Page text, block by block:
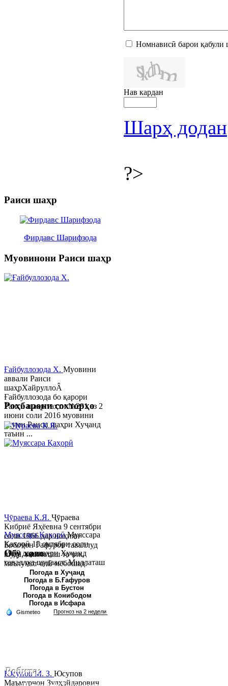
Номнависӣ барои қабули
Нав кардан
Шарҳ додан
?>
Раиси шаҳр
Фирдавс Шарифзода
Муовинони Раиси шаҳр
Ғайбуллозода Х. Муовини
аввали Раиси
шаҳрХайруллоÂ
Ғайбуллозода бо қарори
Раиси шаҳр таҳти №281 аз 2
июни соли 2016 муовини
якуми Раиси шаҳри Хуҷанд
таъин ...
Муяссара ҚаҳорӣМуяссара
Қаҳорӣ 15 октябри соли
1979 дар шаҳри Хуҷанд
таваллуд шудааст. Миллаташ
тоҷик. Маълумот олӣ. Соли
2002 Донишгоҳи давлатии
Хуҷанд ба...
Роҳбарони сохторҳо
Ҷӯраева К.Я. Ҷӯраева
Кибриё Яҳёевна 9 сентябри
соли 1966 дар ноҳияи
Бобоҷон Ғафуров таваллуд
шуда, миллаташ тоҷик,
маълумот олӣ мебошад.
Соли 1997 Донишг...
Юсупов М. З. Юсупов
Маъмурҷон Зулҳайдарович
Обу хаво
Погода в Хуҷанд
Погода в Б.Ғафуров
Погода в Бустон
Погода в Конибодом
Погода в Исфара
Робита: